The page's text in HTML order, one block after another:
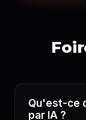
Qu'est-ce
par IA ?